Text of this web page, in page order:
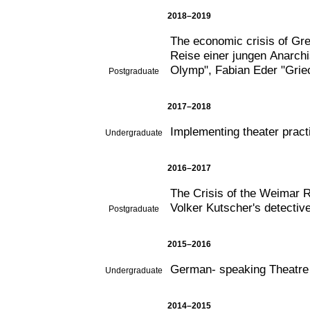
2018–2019
Postgraduate
The economic crisis of
Reise einer jungen
Olymp", Fabian Eder
2017–2018
Undergraduate Implementing theater
2016–2017
Postgraduate
The Crisis of the Weimar
Volker Kutscher's
2015–2016
Undergraduate German- speaking
2014–2015